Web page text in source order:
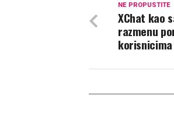
NE PROPUSTITE
XChat kao
razmenu
korisnicima